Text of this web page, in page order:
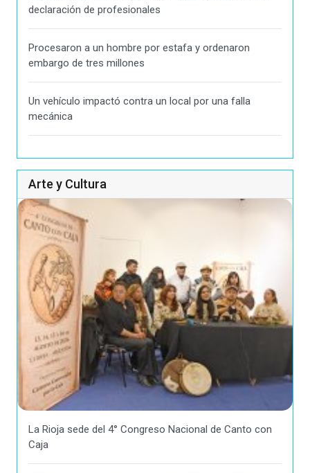
declaración de profesionales
Procesaron a un hombre por estafa y ordenaron
embargo de tres millones
Un vehículo impactó contra un local por una falla
mecánica
Arte y Cultura
La Rioja sede del 4° Congreso Nacional de Canto con
Caja